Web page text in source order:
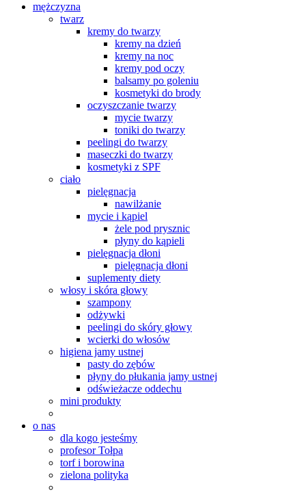
mężczyzna
twarz
kremy do twarzy
kremy na dzień
kremy na noc
kremy pod oczy
balsamy po goleniu
kosmetyki do brody
oczyszczanie twarzy
mycie twarzy
toniki do twarzy
peelingi do twarzy
maseczki do twarzy
kosmetyki z SPF
ciało
pielęgnacja
nawilżanie
mycie i kąpiel
żele pod prysznic
płyny do kąpieli
pielęgnacja dłoni
pielęgnacja dłoni
suplementy diety
włosy i skóra głowy
szampony
odżywki
peelingi do skóry głowy
wcierki do włosów
higiena jamy ustnej
pasty do zębów
płyny do płukania jamy ustnej
odświeżacze oddechu
mini produkty
o nas
dla kogo jesteśmy
profesor Tołpa
torf i borowina
zielona polityka